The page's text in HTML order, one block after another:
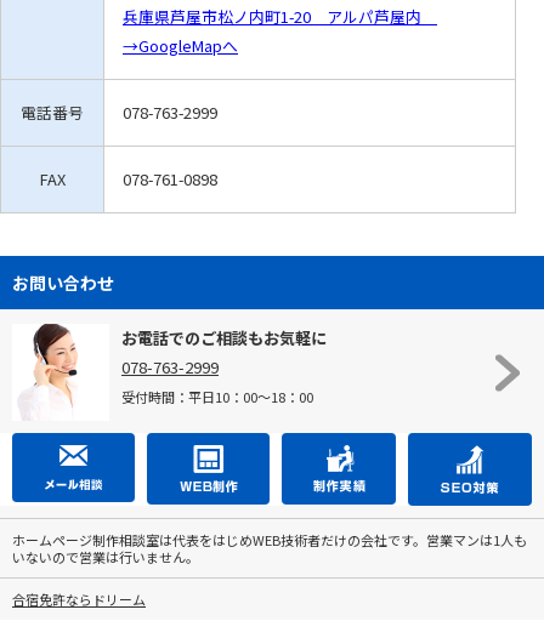
兵庫県芦屋市松ノ内町1-20 アルパ芦屋内
→GoogleMapへ
電話番号 078-763-2999
FAX 078-761-0898
お問い合わせ
お電話でのご相談もお気軽に
078-763-2999
受付時間：平日10：00～18：00
ホームページ制作相談室は代表をはじめWEB技術者だけの会社です。営業マンは1人も
いないので営業は行いません。
合宿免許ならドリーム